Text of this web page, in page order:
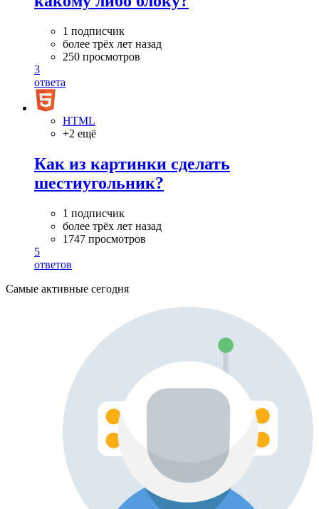
1 подписчик
более трёх лет назад
250 просмотров
3
ответа
HTML
+2 ещё
Как из картинки сделать
шестиугольник?
1 подписчик
более трёх лет назад
1747 просмотров
5
ответов
Самые активные сегодня